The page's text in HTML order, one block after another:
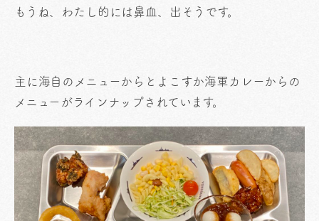
もうね、わたし的には鼻血、出そうです。
主に海自のメニューからとよこすか海軍カレーからの
メニューがラインナップされています。